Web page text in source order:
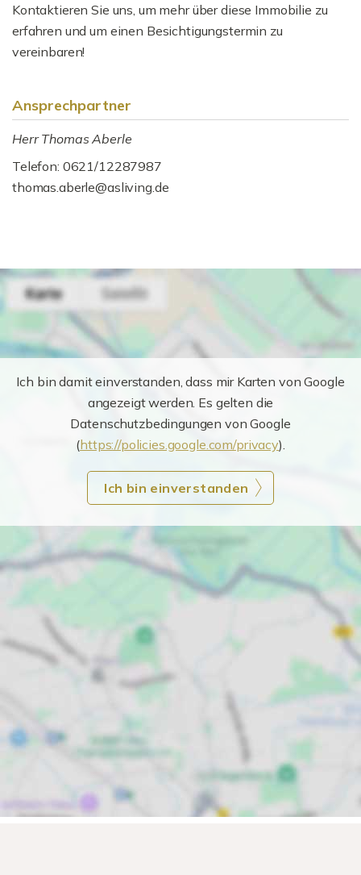
Kontaktieren Sie uns, um mehr über diese Immobilie zu
erfahren und um einen Besichtigungstermin zu
vereinbaren!
Ansprechpartner
Herr Thomas Aberle
Telefon: 0621/12287987
thomas.aberle@asliving.de
Ich bin damit einverstanden, dass mir Karten von Google
angezeigt werden. Es gelten die
Datenschutzbedingungen von Google
(https://policies.google.com/privacy).
Ich bin einverstanden